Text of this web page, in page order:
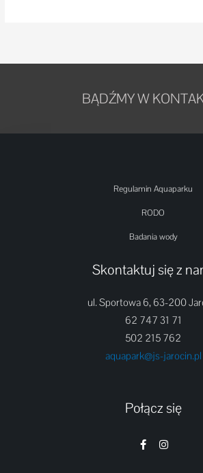
BĄDŹMY W
Regulamin Aquaparku
RODO
Badania wody
Skontaktuj się z
ul. Sportowa 6, 63-200
62 747 31 71
502 215 762
aquapark@js-jarocin.pl
Połącz się
F
a
I
n